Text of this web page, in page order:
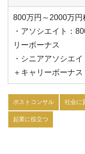
800万円～2000万円
・アソシエイト：
リーボーナス
・シニアアソシエ
＋キャリーボーナス
ポストコンサル 社会に
起業に役立つ